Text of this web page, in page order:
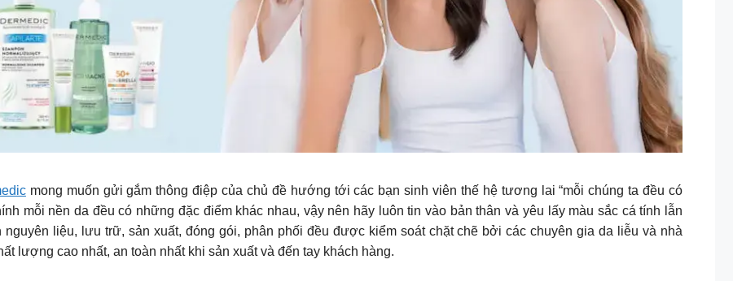
mong muốn gửi gắm thông điệp của chủ đề hướng tới các bạn sinh viên thế hệ tương lai “mỗi chúng ta đều có
mỗi nền da đều có những đặc điểm khác nhau, vậy nên hãy luôn tin vào bản thân và yêu lấy màu sắc cá tính lẫn
nguyên liệu, lưu trữ, sản xuất, đóng gói, phân phối đều được kiểm soát chặt chẽ bởi các chuyên gia da liễu và nhà
lượng cao nhất, an toàn nhất khi sản xuất và đến tay khách hàng.